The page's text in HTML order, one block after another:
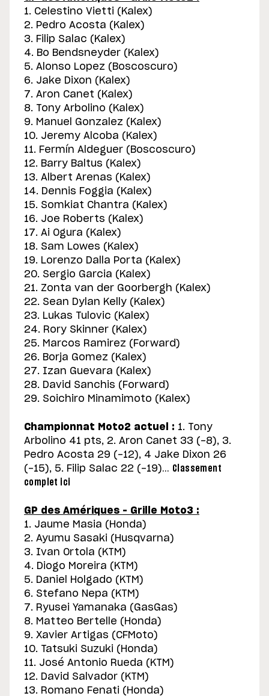
1. Celestino Vietti (Kalex)
2. Pedro Acosta (Kalex)
3. Filip Salac (Kalex)
4. Bo Bendsneyder (Kalex)
5. Alonso Lopez (Boscoscuro)
6. Jake Dixon (Kalex)
7. Aron Canet (Kalex)
8. Tony Arbolino (Kalex)
9. Manuel Gonzalez (Kalex)
10. Jeremy Alcoba (Kalex)
11. Fermín Aldeguer (Boscoscuro)
12. Barry Baltus (Kalex)
13. Albert Arenas (Kalex)
14. Dennis Foggia (Kalex)
15. Somkiat Chantra (Kalex)
16. Joe Roberts (Kalex)
17. Ai Ogura (Kalex)
18. Sam Lowes (Kalex)
19. Lorenzo Dalla Porta (Kalex)
20. Sergio Garcia (Kalex)
21. Zonta van der Goorbergh (Kalex)
22. Sean Dylan Kelly (Kalex)
23. Lukas Tulovic (Kalex)
24. Rory Skinner (Kalex)
25. Marcos Ramirez (Forward)
26. Borja Gomez (Kalex)
27. Izan Guevara (Kalex)
28. David Sanchis (Forward)
29. Soichiro Minamimoto (Kalex)
Championnat Moto2 actuel : 1. Tony
Arbolino 41 pts, 2. Aron Canet 33 (-8), 3.
Pedro Acosta 29 (-12), 4 Jake Dixon 26
(-15), 5. Filip Salac 22 (-19)… Classement
complet ici
GP des Amériques – Grille Moto3 :
1. Jaume Masia (Honda)
2. Ayumu Sasaki (Husqvarna)
3. Ivan Ortola (KTM)
4. Diogo Moreira (KTM)
5. Daniel Holgado (KTM)
6. Stefano Nepa (KTM)
7. Ryusei Yamanaka (GasGas)
8. Matteo Bertelle (Honda)
9. Xavier Artigas (CFMoto)
10. Tatsuki Suzuki (Honda)
11. José Antonio Rueda (KTM)
12. David Salvador (KTM)
13. Romano Fenati (Honda)